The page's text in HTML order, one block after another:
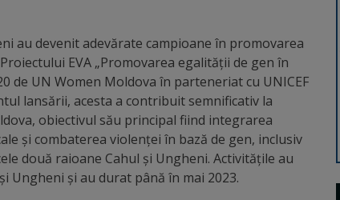
au devenit adevărate campioane în promovarea
EVA „Promovarea egalității de gen în
de UN Women Moldova în parteneriat cu UNICEF
lansării, acesta a contribuit semnificativ la
obiectivul său principal fiind integrarea
și combaterea violenței în bază de gen, inclusiv
două raioane Cahul și Ungheni. Activitățile au
Ungheni și au durat până în mai 2023.